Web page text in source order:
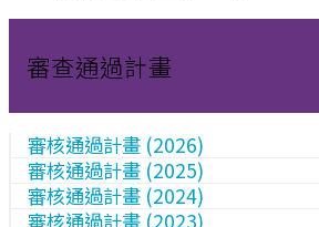
審查通過計畫
審核通過計畫 (2026)
審核通過計畫 (2025)
審核通過計畫 (2024)
審核通過計畫 (2023)